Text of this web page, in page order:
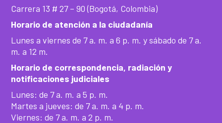
Carrera 13 # 27 – 90 (Bogotá, Colombia)
Horario de atención a la ciudadanía
Lunes a viernes de 7 a. m. a 6 p. m. y sábado de 7 a.
m. a 12 m.
Horario de correspondencia, radiación y
notificaciones judiciales
Lunes: de 7 a. m. a 5 p. m.
Martes a jueves: de 7 a. m. a 4 p. m.
Viernes: de 7 a. m. a 2 p. m.